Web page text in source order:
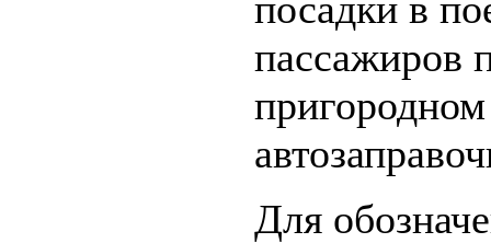
пассажиров
Для